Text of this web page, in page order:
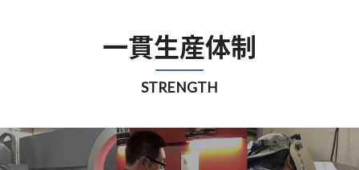
一貫生産体制
STRENGTH